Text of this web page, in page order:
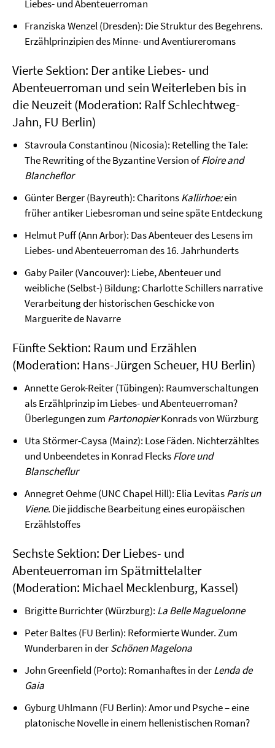
Liebes- und Abenteuerroman
Franziska Wenzel (Dresden): Die Struktur des Begehrens.
Erzählprinzipien des Minne- und Aventiureromans
Vierte Sektion: Der antike Liebes- und
Abenteuerroman und sein Weiterleben bis in
die Neuzeit (Moderation: Ralf Schlechtweg-
Jahn, FU Berlin)
Stavroula Constantinou (Nicosia): Retelling the Tale:
The Rewriting of the Byzantine Version ofFloire and
Blancheflor
Günter Berger (Bayreuth): CharitonsKallirhoe:ein
früher antiker Liebesroman und seine späte Entdeckung
Helmut Puff (Ann Arbor): Das Abenteuer des Lesens im
Liebes- und Abenteuerroman des 16. Jahrhunderts
Gaby Pailer (Vancouver): Liebe, Abenteuer und
weibliche (Selbst-) Bildung: Charlotte Schillers narrative
Verarbeitung der historischen Geschicke von
Marguerite de Navarre
Fünfte Sektion: Raum und Erzählen
(Moderation: Hans-Jürgen Scheuer, HU Berlin)
Annette Gerok-Reiter (Tübingen): Raumverschaltungen
als Erzählprinzip im Liebes- und Abenteuerroman?
Überlegungen zum PartonopierKonrads von Würzburg
Uta Störmer-Caysa (Mainz): Lose Fäden. Nichterzähltes
und Unbeendetes in Konrad FlecksFlore und
Blanscheflur
Annegret Oehme (UNC Chapel Hill): Elia LevitasParis un
Viene. Die jiddische Bearbeitung eines europäischen
Erzählstoffes
Sechste Sektion: Der Liebes- und
Abenteuerroman im Spätmittelalter
(Moderation: Michael Mecklenburg, Kassel)
Brigitte Burrichter (Würzburg): La Belle Maguelonne
Peter Baltes (FU Berlin): Reformierte Wunder. Zum
Wunderbaren in derSchönen Magelona
John Greenfield (Porto): Romanhaftes in derLenda de
Gaia
Gyburg Uhlmann (FU Berlin): Amor und Psyche – eine
platonische Novelle in einem hellenistischen Roman?